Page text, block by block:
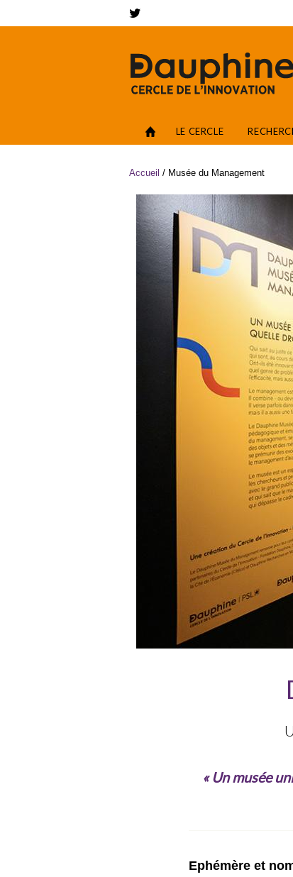
LE CERCLE
Vous êtes ici
Accueil / Musée du Management
« Un musée
Ephémère et